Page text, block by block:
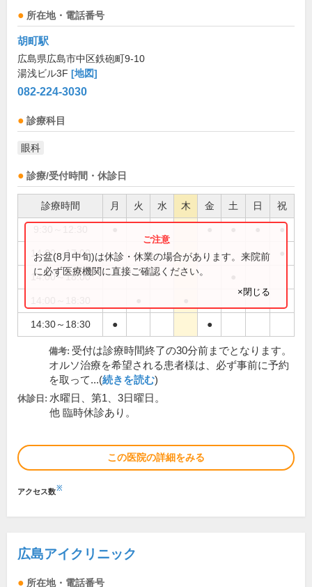
所在地・電話番号
胡町駅
広島県広島市中区鉄砲町9-10
湯浅ビル3F [地図]
082-224-3030
診療科目
眼科
診療/受付時間・休診日
診療時間 月 火 水 木 金 土 日 祝
14:00～17:00 ●
14:00～18:00
14:30～18:30 ● ●
お盆(8月中旬)は休診・休業の場合があります。来院前
に必ず医療機関に直接ご確認ください。
×閉じる
備考: 受付は診療時間終了の30分前までとなります。
オルソ治療を希望される患者様は、必ず事前に予約
を取って...(続きを読む)
休診日: 水曜日、第1、3日曜日。
他 臨時休診あり。
この医院の詳細をみる
アクセス数※
広島アイクリニック
所在地・電話番号